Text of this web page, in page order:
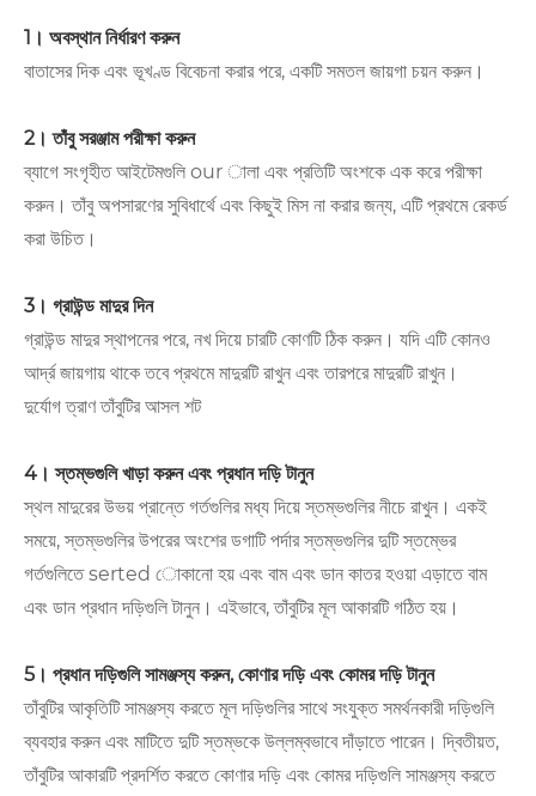
1। অবস্থান নির্ধারণ করুন
বাতাসের দিক এবং ভূখণ্ড বিবেচনা করার পরে, একটি সমতল জায়গা চয়ন করুন।
2। তাঁবু সরঞ্জাম পরীক্ষা করুন
ব্যাগে সংগৃহীত আইটেমগুলি our ালা এবং প্রতিটি অংশকে এক করে পরীক্ষা
করুন। তাঁবু অপসারণের সুবিধার্থে এবং কিছুই মিস না করার জন্য, এটি প্রথমে রেকর্ড
করা উচিত।
3। গ্রাউন্ড মাদুর দিন
গ্রাউন্ড মাদুর স্থাপনের পরে, নখ দিয়ে চারটি কোণটি ঠিক করুন। যদি এটি কোনও
আর্দ্র জায়গায় থাকে তবে প্রথমে মাদুরটি রাখুন এবং তারপরে মাদুরটি রাখুন।
দুর্যোগ ত্রাণ তাঁবুটির আসল শট
4। স্তম্ভগুলি খাড়া করুন এবং প্রধান দড়ি টানুন
স্থল মাদুরের উভয় প্রান্তে গর্তগুলির মধ্য দিয়ে স্তম্ভগুলির নীচে রাখুন। একই
সময়ে, স্তম্ভগুলির উপরের অংশের ডগাটি পর্দার স্তম্ভগুলির দুটি স্তম্ভের
গর্তগুলিতে serted োকানো হয় এবং বাম এবং ডান কাতর হওয়া এড়াতে বাম
এবং ডান প্রধান দড়িগুলি টানুন। এইভাবে, তাঁবুটির মূল আকারটি গঠিত হয়।
5। প্রধান দড়িগুলি সামঞ্জস্য করুন, কোণার দড়ি এবং কোমর দড়ি টানুন
তাঁবুটির আকৃতিটি সামঞ্জস্য করতে মূল দড়িগুলির সাথে সংযুক্ত সমর্থনকারী দড়িগুলি
ব্যবহার করুন এবং মাটিতে দুটি স্তম্ভকে উল্লম্বভাবে দাঁড়াতে পারেন। দ্বিতীয়ত,
তাঁবুটির আকারটি প্রদর্শিত করতে কোণার দড়ি এবং কোমর দড়িগুলি সামঞ্জস্য করতে